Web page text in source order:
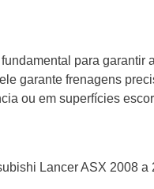
para
garante frenagens
ou em superfícies
Lancer ASX 2008 a